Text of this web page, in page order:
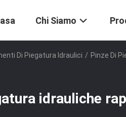
Chi Siamo
Di Piegatura Idraulici / Pinze Di
idrauliche